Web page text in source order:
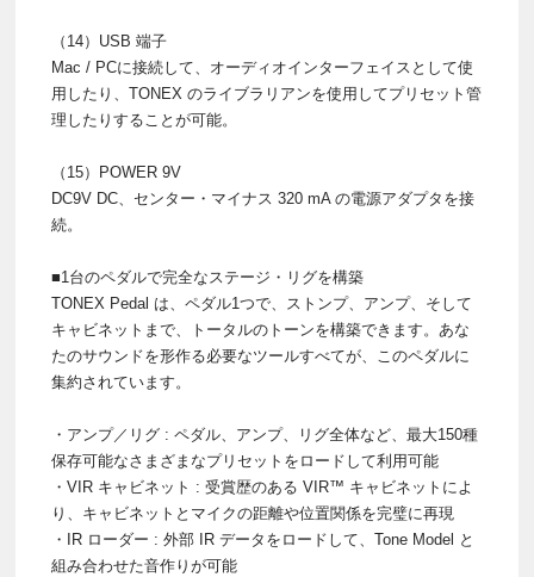
（14）USB 端子
Mac / PCに接続して、オーディオインターフェイスとして使
用したり、TONEX のライブラリアンを使用してプリセット管
理したりすることが可能。
（15）POWER 9V
DC9V DC、センター・マイナス 320 mA の電源アダプタを接
続。
■1台のペダルで完全なステージ・リグを構築
TONEX Pedal は、ペダル1つで、ストンプ、アンプ、そして
キャビネットまで、トータルのトーンを構築できます。あな
たのサウンドを形作る必要なツールすべてが、このペダルに
集約されています。
・アンプ／リグ : ペダル、アンプ、リグ全体など、最大150種
保存可能なさまざまなプリセットをロードして利用可能
・VIR キャビネット : 受賞歴のある VIR™ キャビネットによ
り、キャビネットとマイクの距離や位置関係を完璧に再現
・IR ローダー : 外部 IR データをロードして、Tone Model と
組み合わせた音作りが可能